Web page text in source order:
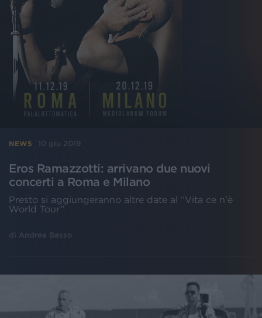
NEWS 10 giu 2019
Eros Ramazzotti: arrivano due nuovi
concerti a Roma e Milano
Presto si aggiungeranno altre date al “Vita ce n'è
World Tour”
di Andrea Basso